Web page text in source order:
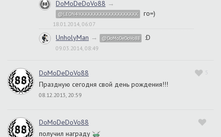
DoMoDeDoVo88 →
@LEON4IKKKKKKKKKKKKKKKKKKKK го=)
18.01.2014, 06:07
UnholyMan → @DoMoDeDoVo88 :D
09.03.2014, 08:49
5
DoMoDeDoVo88
Праздную сегодня свой день рождения!!!
08.12.2013, 20:59
DoMoDeDoVo88
получил награду